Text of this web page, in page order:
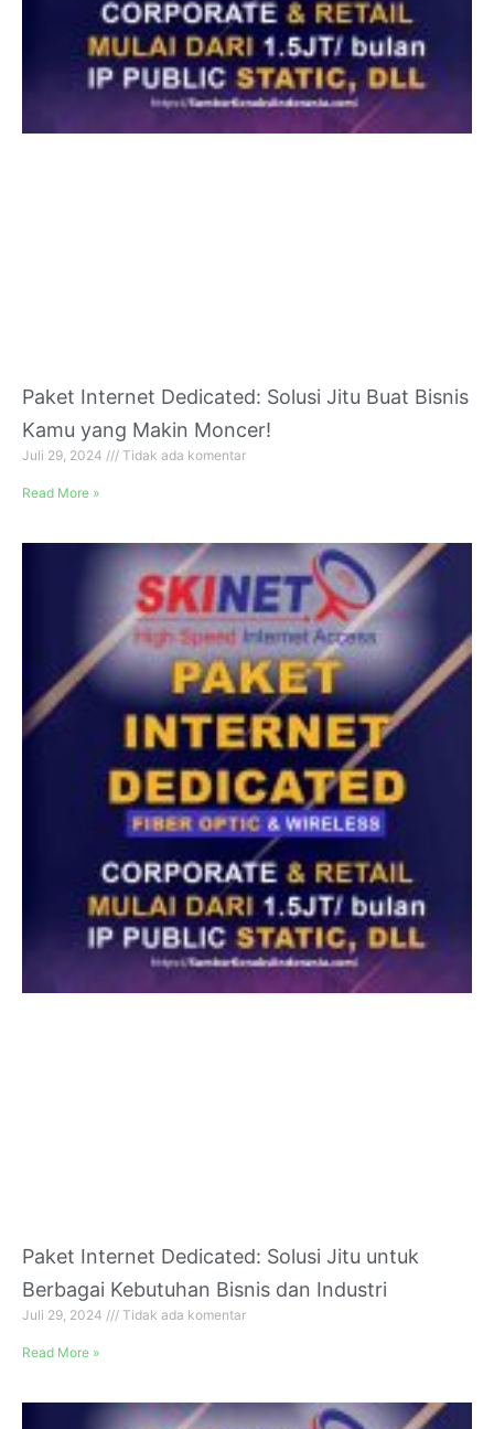
Paket Internet Dedicated: Solusi Jitu Buat Bisnis
Kamu yang Makin Moncer!
Juli 29, 2024 Tidak ada komentar
Read More »
Paket Internet Dedicated: Solusi Jitu untuk
Berbagai Kebutuhan Bisnis dan Industri
Juli 29, 2024 Tidak ada komentar
Read More »